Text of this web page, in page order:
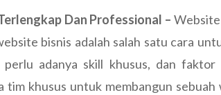
Dan Professional –
bisnis adalah salah satu cara
perlu adanya skill khusus, dan
tim khusus untuk membangun